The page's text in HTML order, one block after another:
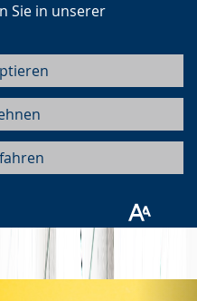
Sie in unserer